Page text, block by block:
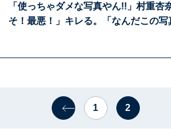
「使っちゃダメな写真やん!!」村重杏
そ！最悪！」キレる。「なんだこの写
1 2